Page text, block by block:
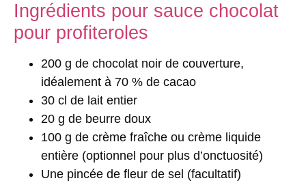
Ingrédients pour sauce chocolat
pour profiteroles
200 g de chocolat noir de couverture,
idéalement à 70 % de cacao
30 cl de lait entier
20 g de beurre doux
100 g de crème fraîche ou crème liquide
entière (optionnel pour plus d’onctuosité)
Une pincée de fleur de sel (facultatif)